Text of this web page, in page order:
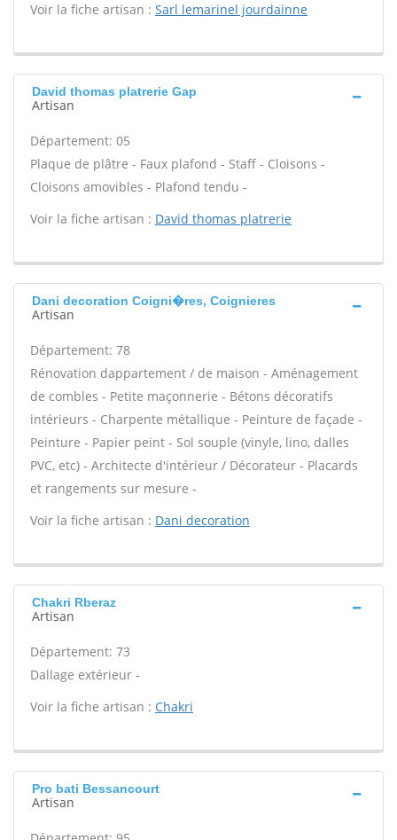
Voir la fiche artisan : Sarl lemarinel jourdainne
David thomas platrerie Gap
Artisan
Département: 05
Plaque de plâtre - Faux plafond - Staff - Cloisons -
Cloisons amovibles - Plafond tendu -
Voir la fiche artisan : David thomas platrerie
Dani decoration Coigni�res, Coignieres
Artisan
Département: 78
Rénovation dappartement / de maison - Aménagement
de combles - Petite maçonnerie - Bétons décoratifs
intérieurs - Charpente métallique - Peinture de façade -
Peinture - Papier peint - Sol souple (vinyle, lino, dalles
PVC, etc) - Architecte d'intérieur / Décorateur - Placards
et rangements sur mesure -
Voir la fiche artisan : Dani decoration
Chakri Rberaz
Artisan
Département: 73
Dallage extérieur -
Voir la fiche artisan : Chakri
Pro bati Bessancourt
Artisan